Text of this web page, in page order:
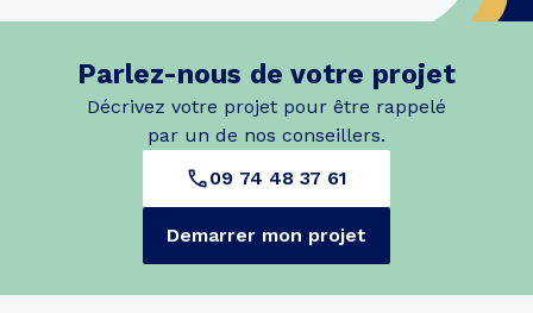
Parlez-nous de votre projet
Décrivez votre projet pour être rappelé
par un de nos conseillers.
09 74 48 37 61
Demarrer mon projet